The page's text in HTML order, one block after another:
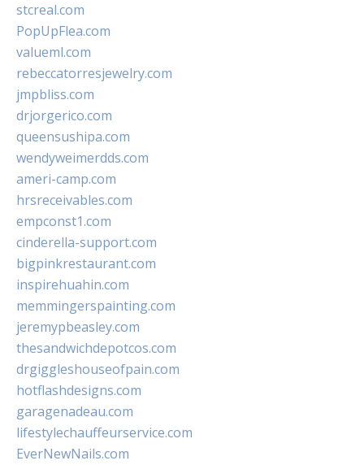
stcreal.com
PopUpFlea.com
valueml.com
rebeccatorresjewelry.com
jmpbliss.com
drjorgerico.com
queensushipa.com
wendyweimerdds.com
ameri-camp.com
hrsreceivables.com
empconst1.com
cinderella-support.com
bigpinkrestaurant.com
inspirehuahin.com
memmingerspainting.com
jeremypbeasley.com
thesandwichdepotcos.com
drgiggleshouseofpain.com
hotflashdesigns.com
garagenadeau.com
lifestylechauffeurservice.com
EverNewNails.com